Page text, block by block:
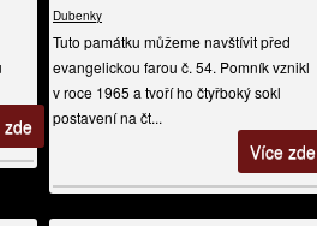
zde
Dubenky
Tuto památku můžeme navštívit před
evangelickou farou č. 54. Pomník vznikl
v roce 1965 a tvoří ho čtyřboký sokl
postavení na čt...
Více zde